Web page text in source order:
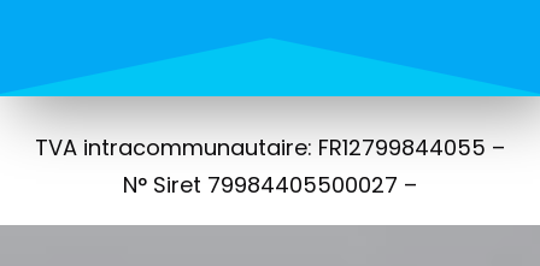
TVA intracommunautaire: FR12799844055 –
N° Siret 79984405500027 –